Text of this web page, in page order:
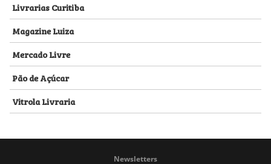
Livrarias Curitiba
Magazine Luiza
Mercado Livre
Pão de Açúcar
Vitrola Livraria
Newsletters